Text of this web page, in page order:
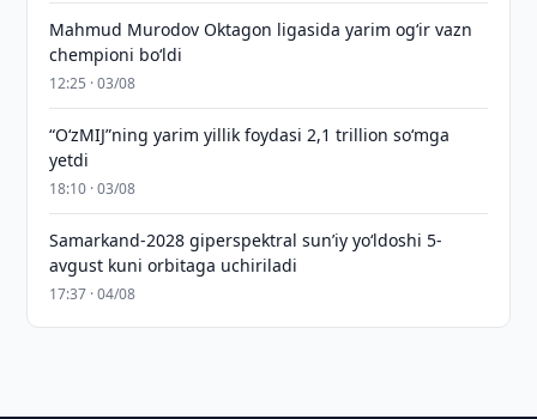
Mahmud Murodov Oktagon ligasida yarim og‘ir vazn
chempioni bo‘ldi
12:25 · 03/08
“O‘zMIJ”ning yarim yillik foydasi 2,1 trillion so‘mga
yetdi
18:10 · 03/08
Samarkand-2028 giperspektral sun’iy yo‘ldoshi 5-
avgust kuni orbitaga uchiriladi
17:37 · 04/08